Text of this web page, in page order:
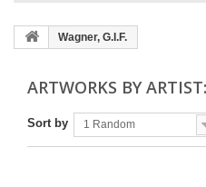
Wagner, G.I.F.
ARTWORKS BY
Sort by 1 Random